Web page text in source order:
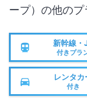
ープ） の他のプ
新幹線・
付きプラ
レンタカ
付き